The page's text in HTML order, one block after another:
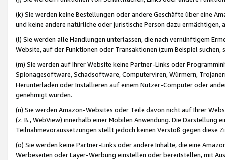
(k) Sie werden keine Bestellungen oder andere Geschäfte über eine
und keine andere natürliche oder juristische Person dazu
(l) Sie werden alle Handlungen unterlassen, die nach vernünftigem
Website, auf der Funktionen oder Transaktionen (zum Beispiel
(m) Sie werden auf Ihrer Website keine Partner-Links oder
Spionagesoftware, Schadsoftware, Computerviren, Würmern,
Herunterladen oder Installieren auf einem Nutzer-Computer oder
genehmigt wurden.
(n) Sie werden Amazon-Websites oder Teile davon nicht auf Ihrer
(z. B., WebView) innerhalb einer Mobilen Anwendung. Die Darstellung
Teilnahmevoraussetzungen stellt jedoch keinen Verstoß gegen diese
(o) Sie werden keine Partner-Links oder andere Inhalte, die eine
Werbeseiten oder Layer-Werbung einstellen oder bereitstellen, mit